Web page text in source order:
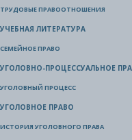
ТРУДОВЫЕ ПРАВООТНОШЕНИЯ
УЧЕБНАЯ ЛИТЕРАТУРА
СЕМЕЙНОЕ ПРАВО
УГОЛОВНО-ПРОЦЕССУАЛЬНОЕ
УГОЛОВНЫЙ ПРОЦЕСС
УГОЛОВНОЕ ПРАВО
ИСТОРИЯ УГОЛОВНОГО ПРАВА